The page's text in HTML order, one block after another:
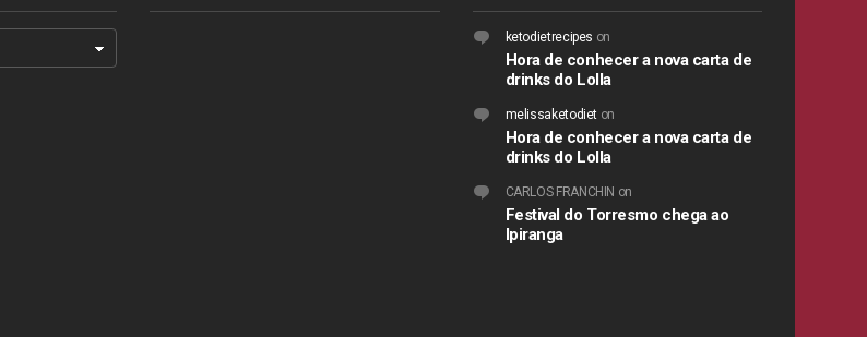
ketodietrecipes on
Hora de conhecer a nova carta de
drinks do Lolla
melissaketodiet on
Hora de conhecer a nova carta de
drinks do Lolla
CARLOS FRANCHIN on
Festival do Torresmo chega ao
Ipiranga